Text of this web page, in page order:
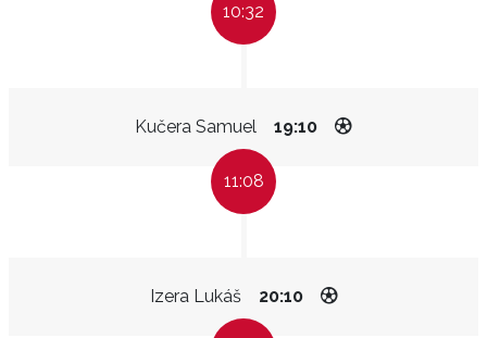
10:32
Kučera Samuel 19:10
11:08
Izera Lukáš 20:10